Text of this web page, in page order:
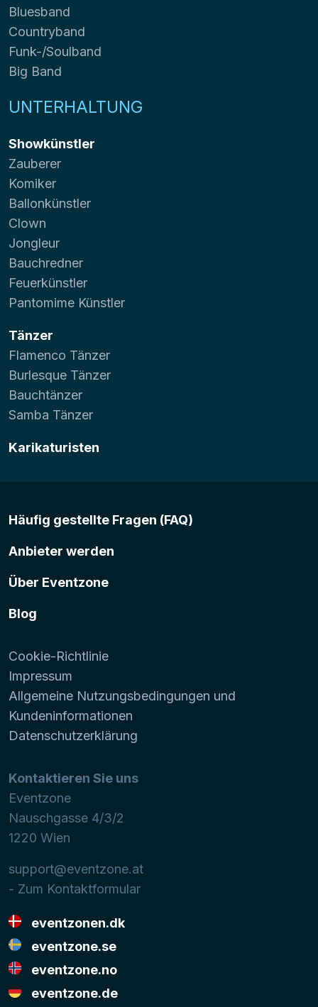
Bluesband
Countryband
Funk-/Soulband
Big Band
UNTERHALTUNG
Showkünstler
Zauberer
Komiker
Ballonkünstler
Clown
Jongleur
Bauchredner
Feuerkünstler
Pantomime Künstler
Tänzer
Flamenco Tänzer
Burlesque Tänzer
Bauchtänzer
Samba Tänzer
Karikaturisten
Häufig gestellte Fragen (FAQ)
Anbieter werden
Über Eventzone
Blog
Cookie-Richtlinie
Impressum
Allgemeine Nutzungsbedingungen und
Kundeninformationen
Datenschutzerklärung
Kontaktieren Sie uns
Eventzone
Nauschgasse 4/3/2
1220 Wien
support@eventzone.at
- Zum Kontaktformular
eventzonen.dk
eventzone.se
eventzone.no
eventzone.de